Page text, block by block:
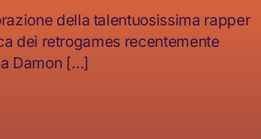
della talentuosissima rapper
dei retrogames recentemente
Damon […]